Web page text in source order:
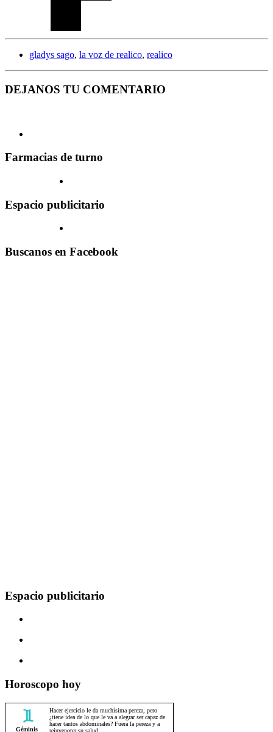
gladys sago, la voz de realico, realico
DEJANOS TU COMENTARIO
Farmacias de turno
Espacio publicitario
Buscanos en Facebook
Espacio publicitario
Horoscopo hoy